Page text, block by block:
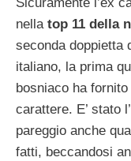
nella top 11 della
seconda doppietta
italiano, la prima
bosniaco ha
carattere. E’ stato
pareggio anche
fatti, beccandosi